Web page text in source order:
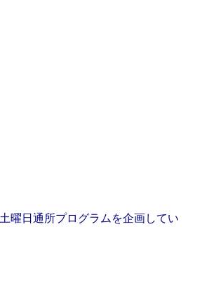
曜日通所プログラムを企画してい